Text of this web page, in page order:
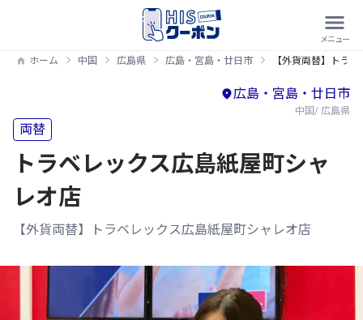
ホーム 中国 広島県 広島・宮島・廿日市 【外貨両替】トラ
広島・宮島・廿日市
中国/ 広島県
両替
トラベレックス広島紙屋町シャ
レオ店
【外貨両替】トラベレックス広島紙屋町シャレオ店